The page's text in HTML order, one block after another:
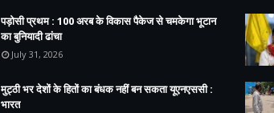
पड़ोसी प्रथम : 100 अरब के विकास पैकेज से चमकेगा भूटान
का बुनियादी ढांचा
July 31, 2026
मुट्ठी भर देशों के हितों का बंधक नहीं बन सकता यूएनएससी :
भारत